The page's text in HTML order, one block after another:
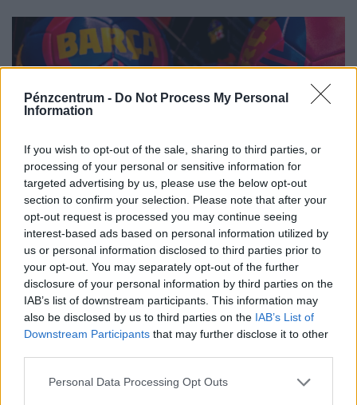
Pénzcentrum - Do Not Process My Personal
Information
If you wish to opt-out of the sale, sharing to third parties, or
processing of your personal or sensitive information for
targeted advertising by us, please use the below opt-out
section to confirm your selection. Please note that after your
opt-out request is processed you may continue seeing
interest-based ads based on personal information utilized by
us or personal information disclosed to third parties prior to
your opt-out. You may separately opt-out of the further
disclosure of your personal information by third parties on the
IAB’s list of downstream participants. This information may
also be disclosed by us to third parties on the IAB’s List of
Downstream Participants that may further disclose it to other
Personal Data Processing Opt Outs
Újabb Barca-Real csörte, ám ezúttal nem a
pályán: a Citytől távozó Rodriért megy az
öldöklő harc
A Barcelona megpróbálja elhalászni a Real Madrid elől
Rodrit, a Manchester City világbajnok középpályását.